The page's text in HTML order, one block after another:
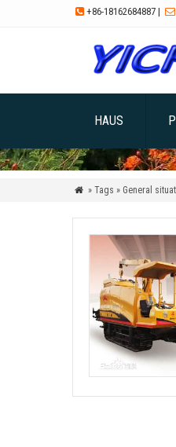
 +86-18162684887 | 
HAUS
 » Tags » General